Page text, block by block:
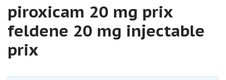
piroxicam 20 mg prix
feldene 20 mg injectable
prix